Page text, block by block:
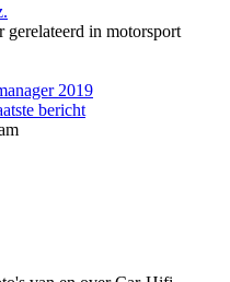
in motorsport
2019
bericht